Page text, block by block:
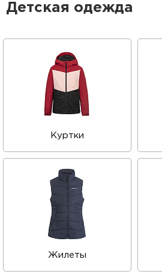
Детская одежда
Куртки
Жилеты